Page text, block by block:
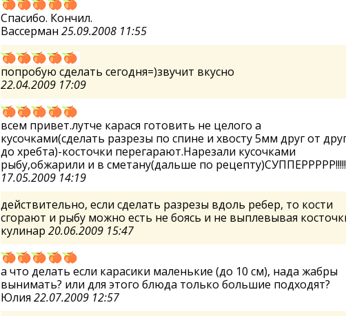
Спасибо. Кончил.
Вассерман 25.09.2008 11:55
попробую сделать сегодня=)звучит вкусно
22.04.2009 17:09
всем привет.лутче карася готовить не целого а
кусочками(сделать разрезы по спине и хвосту 5мм друг от
до хребта)-косточки перегарают.Нарезали кусочками
рыбу,обжарили и в сметану(дальше по
17.05.2009 14:19
действительно, если сделать разрезы вдоль ребер, то кости
сгорают и рыбу можно есть не боясь и не выплевывая
кулинар 20.06.2009 15:47
а что делать если карасики маленькие (до 10 см), нада жабры
вынимать? или для этого блюда только большие подходят?
Юлия 22.07.2009 12:57